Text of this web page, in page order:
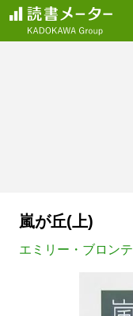
嵐が丘(上)
エミリー・ブロンテ